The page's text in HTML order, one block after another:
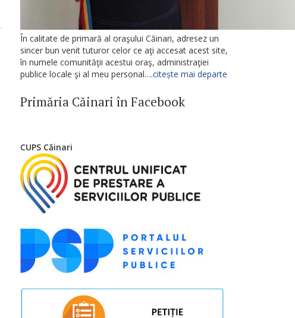
În calitate de primară al oraşului Căinari, adresez un
sincer bun venit tuturor celor ce aţi accesat acest site,
în numele comunităţii acestui oraş, administraţiei
publice locale şi al meu personal….citește mai departe
Primăria Căinari în Facebook
CUPS Căinari